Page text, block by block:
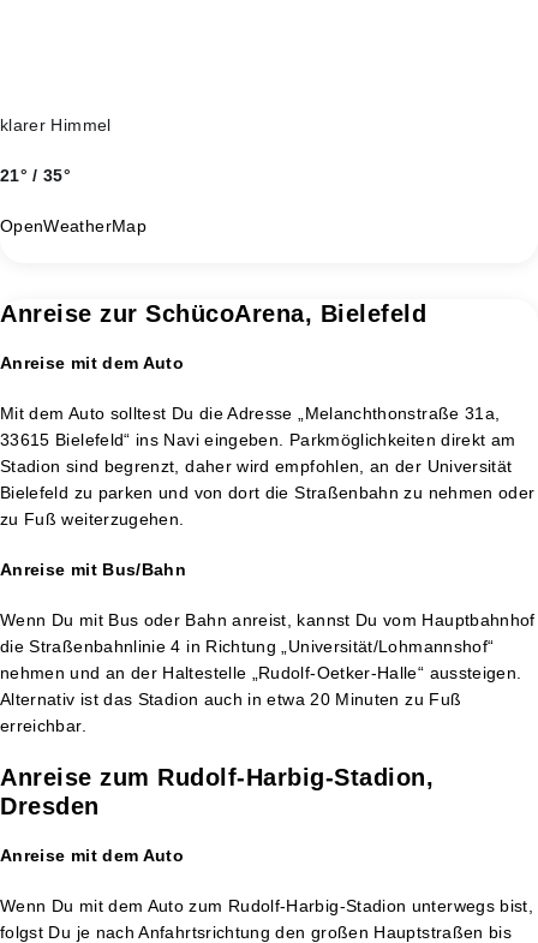
klarer Himmel
21° / 35°
OpenWeatherMap
Anreise zur SchücoArena, Bielefeld
Anreise mit dem Auto
Mit dem Auto solltest Du die Adresse „Melanchthonstraße 31a,
33615 Bielefeld“ ins Navi eingeben. Parkmöglichkeiten direkt am
Stadion sind begrenzt, daher wird empfohlen, an der Universität
Bielefeld zu parken und von dort die Straßenbahn zu nehmen oder
zu Fuß weiterzugehen.
Anreise mit Bus/Bahn
Wenn Du mit Bus oder Bahn anreist, kannst Du vom Hauptbahnhof
die Straßenbahnlinie 4 in Richtung „Universität/Lohmannshof“
nehmen und an der Haltestelle „Rudolf-Oetker-Halle“ aussteigen.
Alternativ ist das Stadion auch in etwa 20 Minuten zu Fuß
erreichbar.
Anreise zum Rudolf-Harbig-Stadion,
Dresden
Anreise mit dem Auto
Wenn Du mit dem Auto zum Rudolf-Harbig-Stadion unterwegs bist,
folgst Du je nach Anfahrtsrichtung den großen Hauptstraßen bis